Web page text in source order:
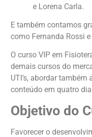
Dorçae Lorena Carla.
E também contamos
como Fernanda Rossi
O curso VIP em
demais cursos do
UTI’s, abordar
conteúdo em quatro
Objetivo do
Favorecer o